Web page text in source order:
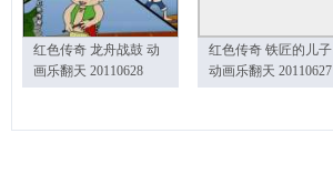
红色传奇 龙舟战鼓 动
画乐翻天 20110628
红色传奇 铁匠的儿子
动画乐翻天 20110627